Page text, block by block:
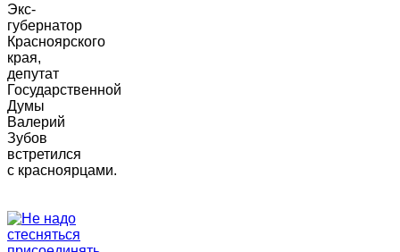
Экс-
губернатор
Красноярского
края,
депутат
Государственной
Думы
Валерий
Зубов
встретился
с красноярцами.